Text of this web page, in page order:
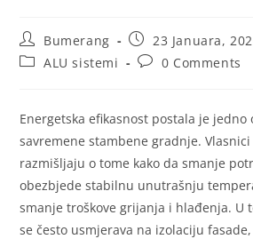
Bumerang
23 Januara,
ALU sistemi
0 Comments
Energetska efikasnost postala je
savremene stambene gradnje.
razmišljaju o tome kako da smanje
obezbjede stabilnu unutrašnju
smanje troškove grijanja i hlađenja. U
se često usmjerava na izolaciju